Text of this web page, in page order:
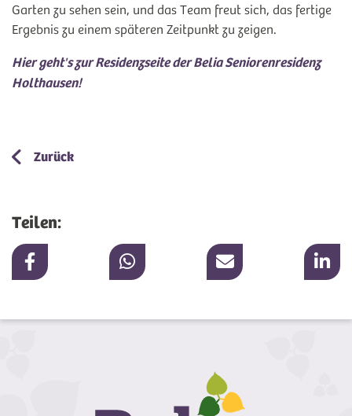
Garten zu sehen sein, und das Team freut sich, das fertige
Ergebnis zu einem späteren Zeitpunkt zu zeigen.
Hier geht's zur Residenzseite der Belia Seniorenresidenz
Holthausen!
Zurück
Teilen: